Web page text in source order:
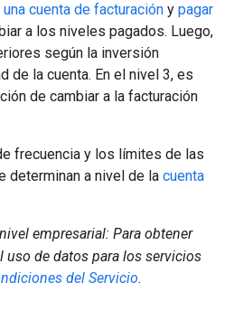
cuenta de facturación y pagar
a los niveles pagados. Luego,
según la inversión
de la cuenta. En el nivel 3, es
de cambiar a la facturación
frecuencia y los límites de las
determinan a nivel de la cuenta
empresarial: Para obtener
de datos para los servicios
del Servicio.